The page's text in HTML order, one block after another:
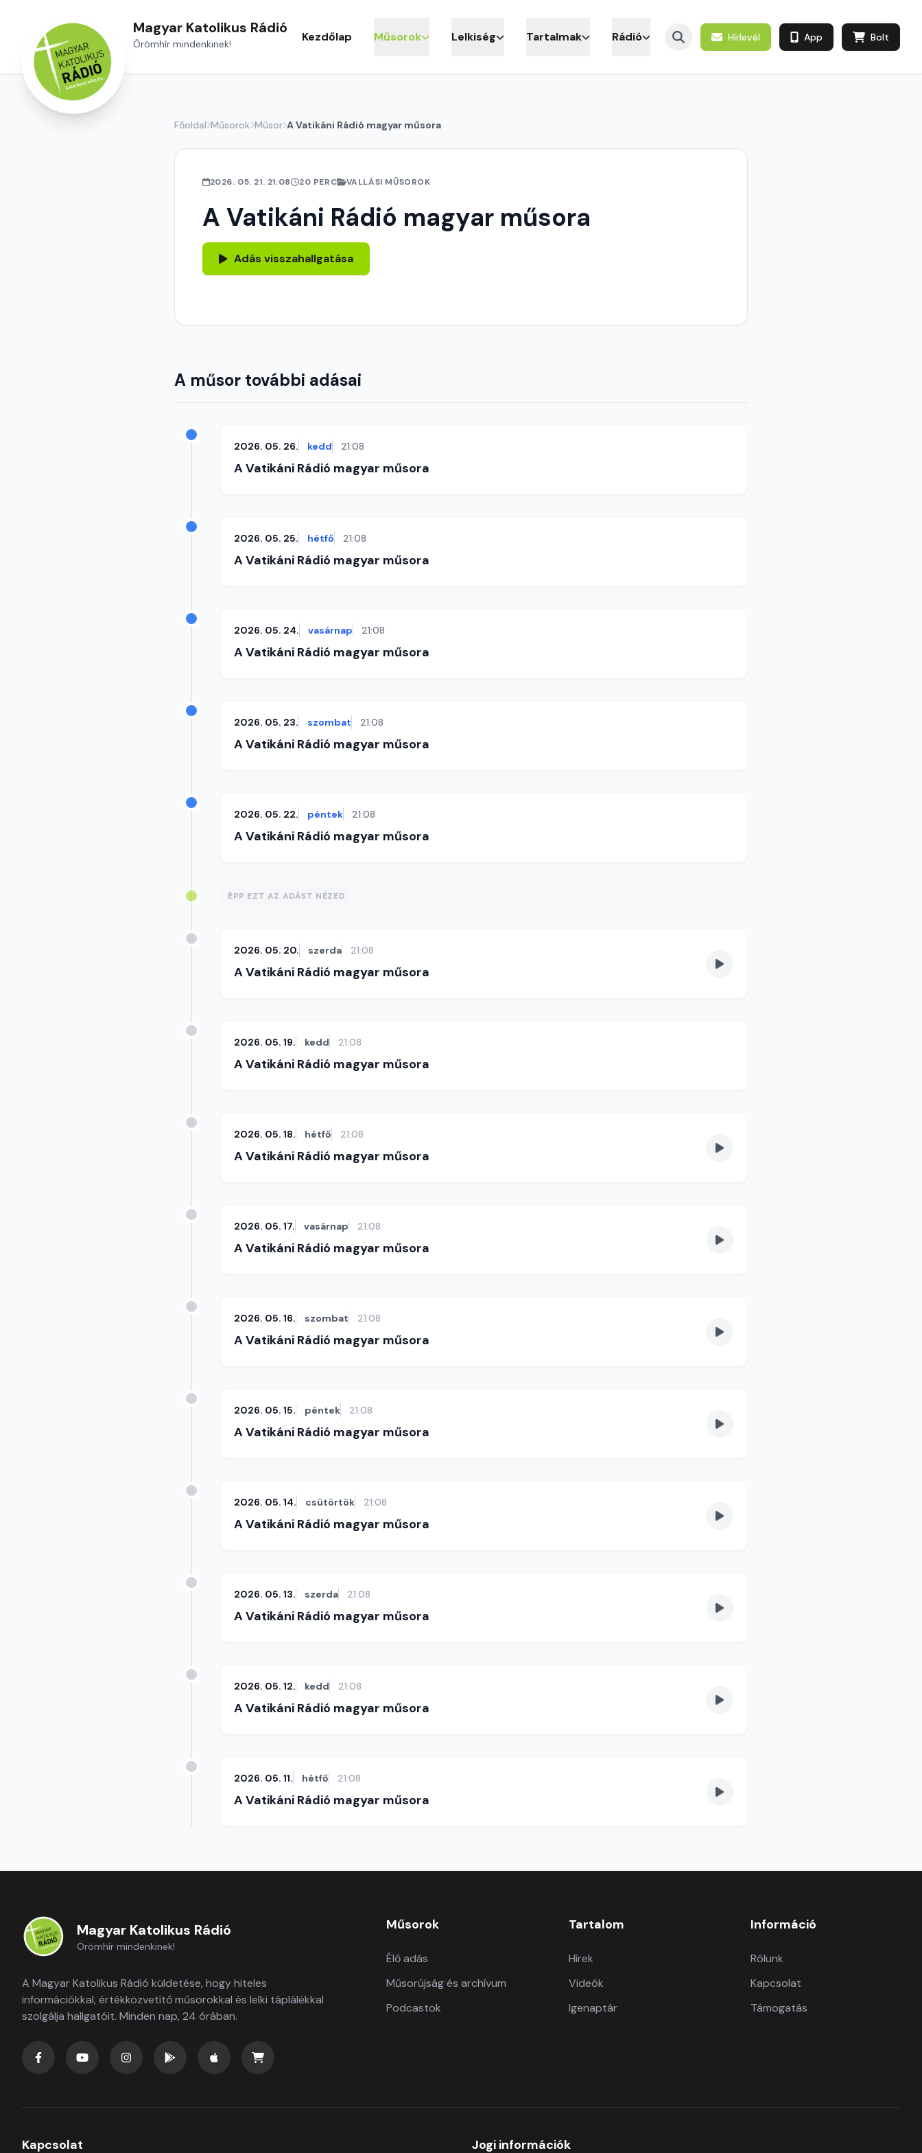
Magyar Katolikus Rádió
Örömhír mindenkinek! Kezdőlap Műsorok Lelkiség Tartalmak Rádió Hírlevél App Bolt
Főoldal Műsorok Műsor A Vatikáni Rádió magyar műsora
2026. 05. 21. 21:08 20 PERC VALLÁSI MŰSOROK
A Vatikáni Rádió magyar műsora
Adás visszahallgatása
A műsor további adásai
2026. 05. 26. kedd 21:08
A Vatikáni Rádió magyar műsora
2026. 05. 25. hétfő 21:08
A Vatikáni Rádió magyar műsora
2026. 05. 24. vasárnap 21:08
A Vatikáni Rádió magyar műsora
2026. 05. 23. szombat 21:08
A Vatikáni Rádió magyar műsora
2026. 05. 22. péntek 21:08
A Vatikáni Rádió magyar műsora
ÉPP EZT AZ ADÁST NÉZED
2026. 05. 20. szerda 21:08
A Vatikáni Rádió magyar műsora
2026. 05. 19. kedd 21:08
A Vatikáni Rádió magyar műsora
2026. 05. 18. hétfő 21:08
A Vatikáni Rádió magyar műsora
2026. 05. 17. vasárnap 21:08
A Vatikáni Rádió magyar műsora
2026. 05. 16. szombat 21:08
A Vatikáni Rádió magyar műsora
2026. 05. 15. péntek 21:08
A Vatikáni Rádió magyar műsora
2026. 05. 14. csütörtök 21:08
A Vatikáni Rádió magyar műsora
2026. 05. 13. szerda 21:08
A Vatikáni Rádió magyar műsora
2026. 05. 12. kedd 21:08
A Vatikáni Rádió magyar műsora
2026. 05. 11. hétfő 21:08
A Vatikáni Rádió magyar műsora
Magyar Katolikus Rádió
Örömhír mindenkinek!
A Magyar Katolikus Rádió küldetése, hogy hiteles
információkkal, értékközvetítő műsorokkal és lelki táplálékkal
szolgálja hallgatóit. Minden nap, 24 órában.
Műsorok
Élő adás
Műsorújság és archívum
Podcastok
Tartalom
Hírek
Videók
Igenaptár
Információ
Rólunk
Kapcsolat
Támogatás
Kapcsolat Jogi információk